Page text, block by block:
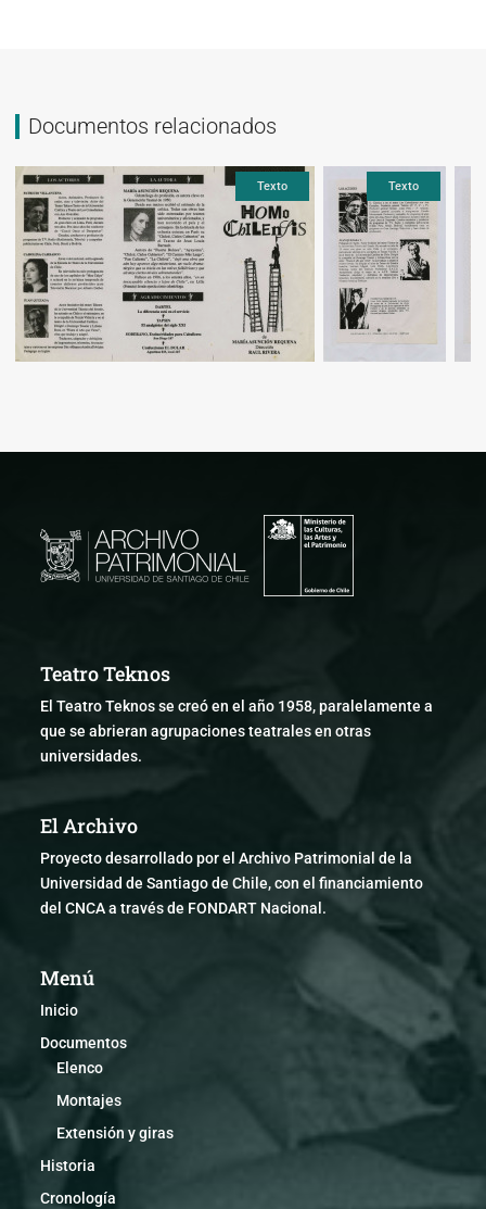
Documentos relacionados
Texto Texto
Teatro Teknos
El Teatro Teknos se creó en el año 1958, paralelamente a
que se abrieran agrupaciones teatrales en otras
universidades.
El Archivo
Proyecto desarrollado por el Archivo Patrimonial de la
Universidad de Santiago de Chile, con el financiamiento
del CNCA a través de FONDART Nacional.
Menú
Inicio
Documentos
Elenco
Montajes
Extensión y giras
Historia
Cronología